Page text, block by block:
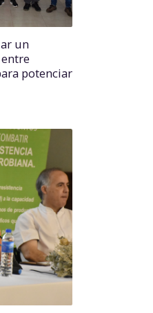
un
potenciar